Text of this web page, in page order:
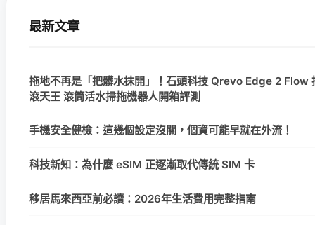
最新文章
拖地不再是「把髒水抹開」！石頭科技 Qrevo Edge 2 Flow
滾天王 滾筒活水掃拖機器人開箱評測
手機安全健檢：這幾個設定沒關，個資可能早就在外流！
科技新知：為什麼 eSIM 正逐漸取代傳統 SIM 卡
移居馬來西亞前必讀：2026年生活費用完整指南